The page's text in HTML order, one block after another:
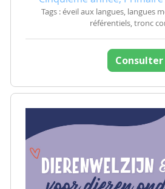
Tags : éveil aux langues, langues
référentiels, tronc
Consulter